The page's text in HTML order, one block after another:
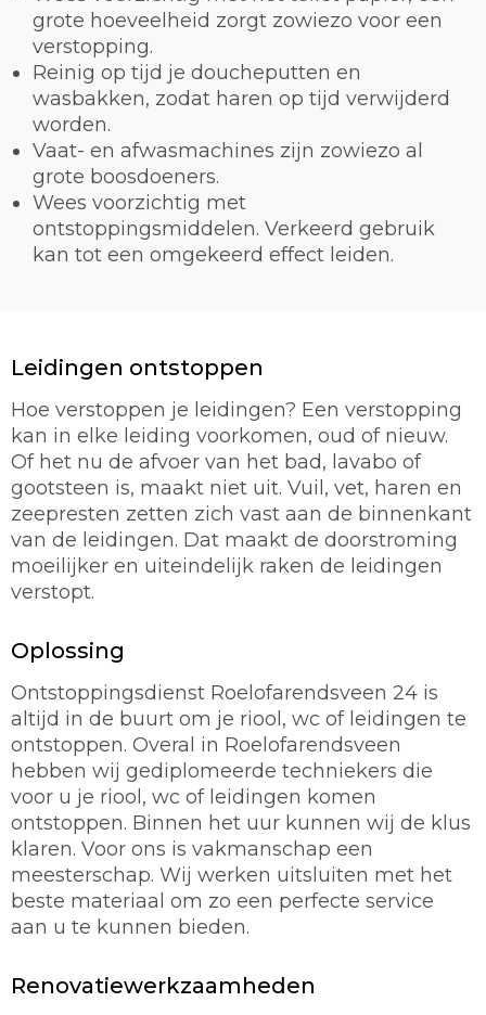
grote hoeveelheid zorgt zowiezo voor een
verstopping.
Reinig op tijd je doucheputten en
wasbakken, zodat haren op tijd verwijderd
worden.
Vaat- en afwasmachines zijn zowiezo al
grote boosdoeners.
Wees voorzichtig met
ontstoppingsmiddelen. Verkeerd gebruik
kan tot een omgekeerd effect leiden.
Leidingen ontstoppen
Hoe verstoppen je leidingen? Een verstopping
kan in elke leiding voorkomen, oud of nieuw.
Of het nu de afvoer van het bad, lavabo of
gootsteen is, maakt niet uit. Vuil, vet, haren en
zeepresten zetten zich vast aan de binnenkant
van de leidingen. Dat maakt de doorstroming
moeilijker en uiteindelijk raken de leidingen
verstopt.
Oplossing
Ontstoppingsdienst Roelofarendsveen 24 is
altijd in de buurt om je riool, wc of leidingen te
ontstoppen. Overal in Roelofarendsveen
hebben wij gediplomeerde techniekers die
voor u je riool, wc of leidingen komen
ontstoppen. Binnen het uur kunnen wij de klus
klaren. Voor ons is vakmanschap een
meesterschap. Wij werken uitsluiten met het
beste materiaal om zo een perfecte service
aan u te kunnen bieden.
Renovatiewerkzaamheden